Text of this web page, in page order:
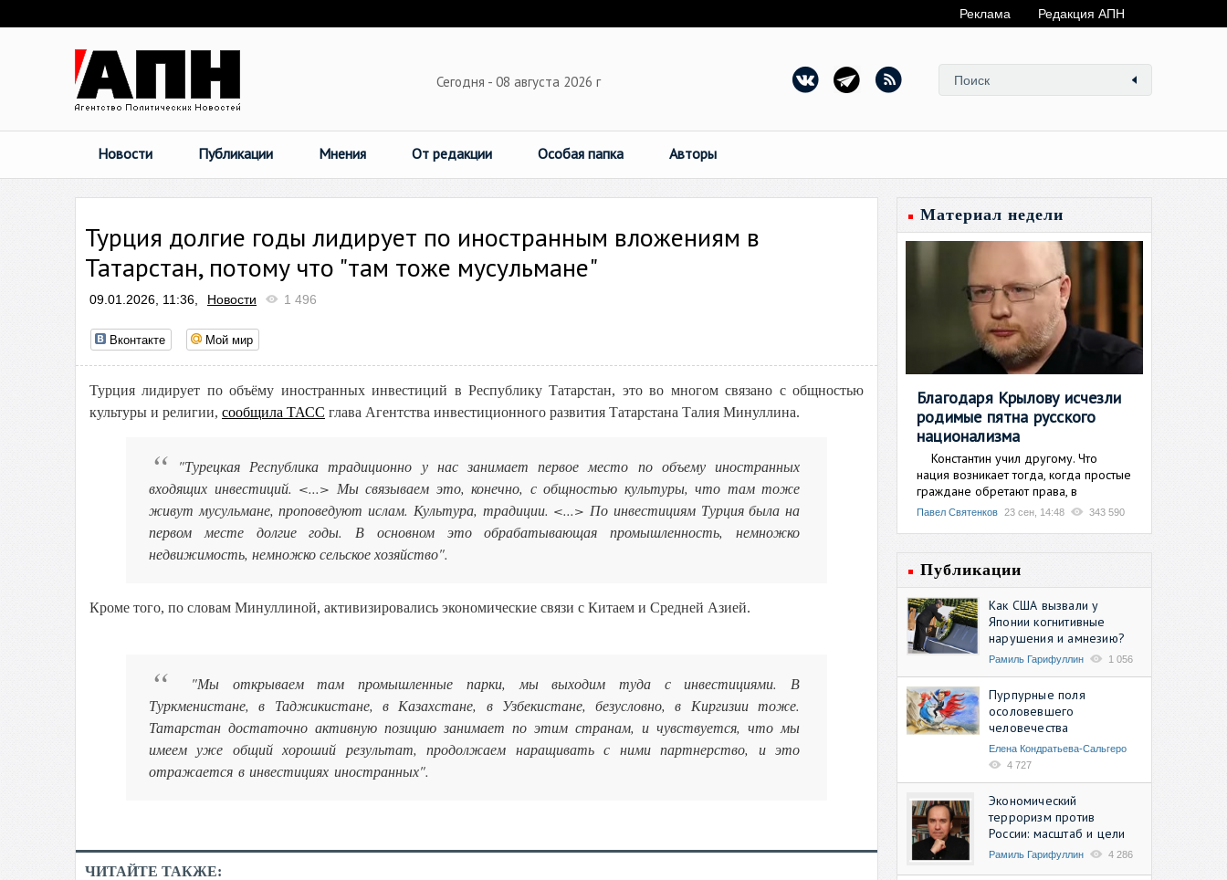
Реклама Редакция АПН
Сегодня - 08 августа 2026 г
Новости Публикации Мнения От редакции Особая папка Авторы
Турция долгие годы лидирует по иностранным вложениям в
Татарстан, потому что "там тоже мусульмане"
09.01.2026, 11:36, Новости 1 496
Вконтакте Мой мир
Турция лидирует по объёму иностранных инвестиций в Республику Татарстан, это во многом связано с общностью
культуры и религии, сообщила ТАСС глава Агентства инвестиционного развития Татарстана Талия Минуллина.
"Турецкая Республика традиционно у нас занимает первое место по объему иностранных
входящих инвестиций. <...> Мы связываем это, конечно, с общностью культуры, что там тоже
живут мусульмане, проповедуют ислам. Культура, традиции. <...> По инвестициям Турция была на
первом месте долгие годы. В основном это обрабатывающая промышленность, немножко
недвижимость, немножко сельское хозяйство".
Кроме того, по словам Минуллиной, активизировались экономические связи с Китаем и Средней Азией.
"Мы открываем там промышленные парки, мы выходим туда с инвестициями. В
Туркменистане, в Таджикистане, в Казахстане, в Узбекистане, безусловно, в Киргизии тоже.
Татарстан достаточно активную позицию занимает по этим странам, и чувствуется, что мы
имеем уже общий хороший результат, продолжаем наращивать с ними партнерство, и это
отражается в инвестициях иностранных".
ЧИТАЙТЕ ТАКЖЕ:
Материал недели
Благодаря Крылову исчезли
родимые пятна русского
национализма
Константин учил другому. Что
нация возникает тогда, когда простые
граждане обретают права, в
Павел Святенков 23 сен, 14:48 343 590
Публикации
Как США вызвали у
Японии когнитивные
нарушения и амнезию?
Рамиль Гарифуллин 1 056
Пурпурные поля
осоловевшего
человечества
Елена Кондратьева-Сальгеро
4 727
Экономический
терроризм против
России: масштаб и цели
Рамиль Гарифуллин 4 286